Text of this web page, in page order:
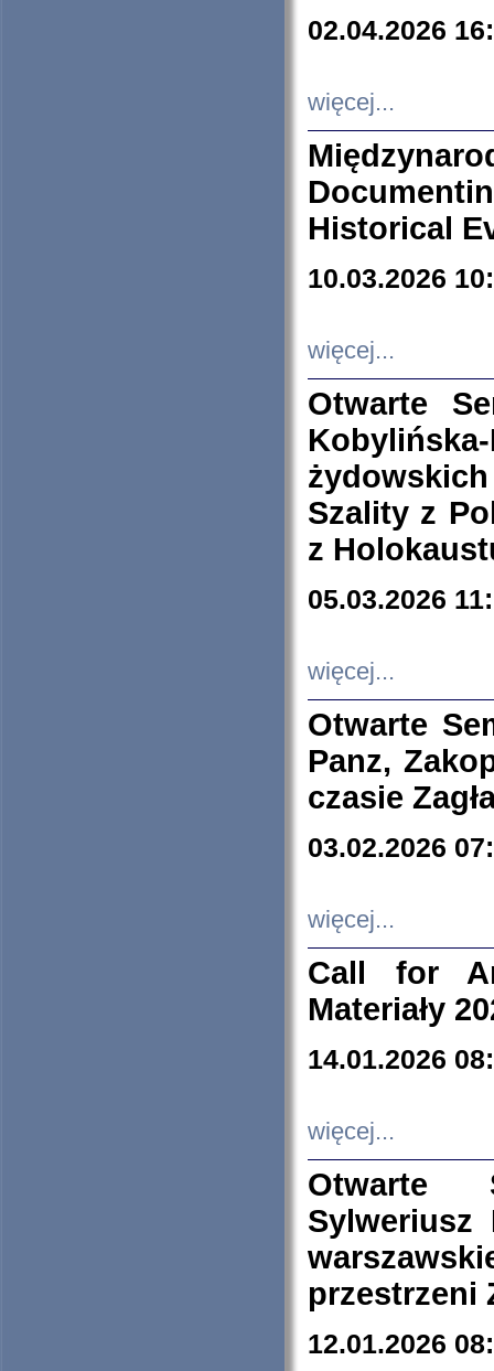
02.04.2026
więcej...
Historical
10.03.2026
więcej...
Otwarte
Szality z
z
05.03.2026
więcej...
Otwarte
Panz,
czasie
03.02.2026
więcej...
Call for
Materiały
14.01.2026
więcej...
Otwarte
Sylweriusz
przestrzeni
12.01.2026